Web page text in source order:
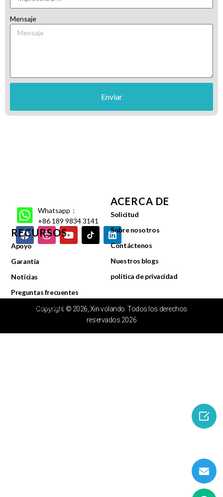
Mensaje
Enviar
Whatsapp：
+86 189 9834 3141
RECURSOS
Apoyo
Garantía
Noticias
Preguntas frecuentes
Centro de videos
ACERCA DE
Solicitud
Sobre nosotros
Contáctenos
Nuestros blogs
política de privacidad
Copyright © 2026, Xin volando. Todos los derechos
reservados.2026
